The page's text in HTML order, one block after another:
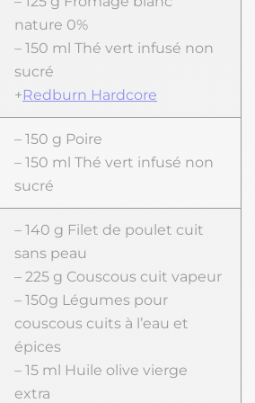
nature 0%
– 150 ml Thé vert infusé non
sucré
+Redburn Hardcore
– 150 g Poire
– 150 ml Thé vert infusé non
sucré
– 140 g Filet de poulet cuit
sans peau
– 225 g Couscous cuit vapeur
– 150g Légumes pour
couscous cuits à l’eau et
épices
– 15 ml Huile olive vierge
extra